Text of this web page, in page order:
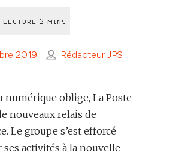
2019 Rédacteur JPS
numérique oblige, La Poste
nouveaux relais de
Le groupe s’est efforcé
ses activités à la nouvelle